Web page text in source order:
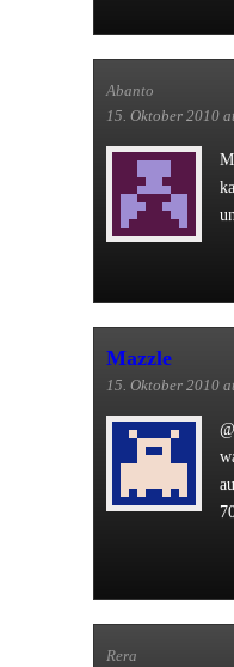
Abanto
15. Oktober 2010
Mazzle
15. Oktober 2010
Rera